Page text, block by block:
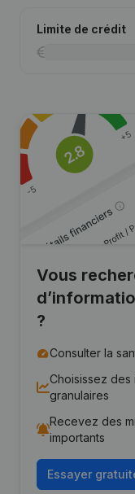
Limite de crédit
Vous
?
Consulter la
Choisissez
granulaires
Recevez des
importants
Essayer